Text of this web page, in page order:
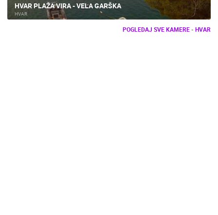
HVAR PLAŽA VIRA - VELA GARŠKA
HVAR
POGLEDAJ SVE KAMERE - HVAR